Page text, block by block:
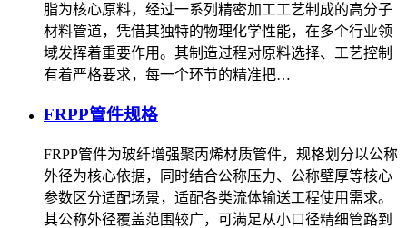
脂为核心原料，经过一系列精密加工工艺制成的高分子
材料管道，凭借其独特的物理化学性能，在多个行业领
域发挥着重要作用。其制造过程对原料选择、工艺控制
有着严格要求，每一个环节的精准把…
FRPP管件规格
FRPP管件为玻纤增强聚丙烯材质管件，规格划分以公称
外径为核心依据，同时结合公称压力、公称壁厚等核心
参数区分适配场景，适配各类流体输送工程使用需求。
其公称外径覆盖范围较广，可满足从小口径精细管路到